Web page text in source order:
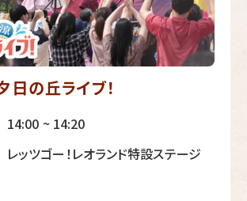
の丘ライブ！
14:00 ~ 14:20
レッツゴー！レオランド特設ステージ